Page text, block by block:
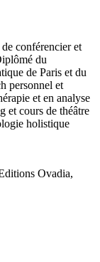
conférencier et
du
de Paris et du
personnel et
et en analyse
et cours de théâtre
holistique
Ovadia,